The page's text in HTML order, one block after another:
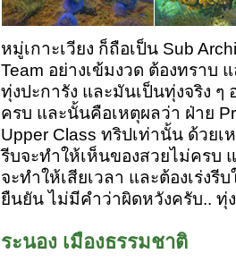
หมู่เกาะเวียง ก็ถือเป็น Sub
Team อย่างเข้มงวด ต้องทราบ
ทุ่งปะการัง และมันเป็นทุ่งจริง ๆ
ครบ และนั้นคือเหตุผลว่า ฝ่าย
Upper Class ทริปเท่านั้น ด้วย
รีบจะทำให้เห็นของสวยไม่ครบ
จะทำให้เสียเวลา และต้องเร่ง
ยืนยัน ไม่มีคำว่าผิดหวังครับ.. ทุ่ง
ระนอง เมืองธรรมชาติ